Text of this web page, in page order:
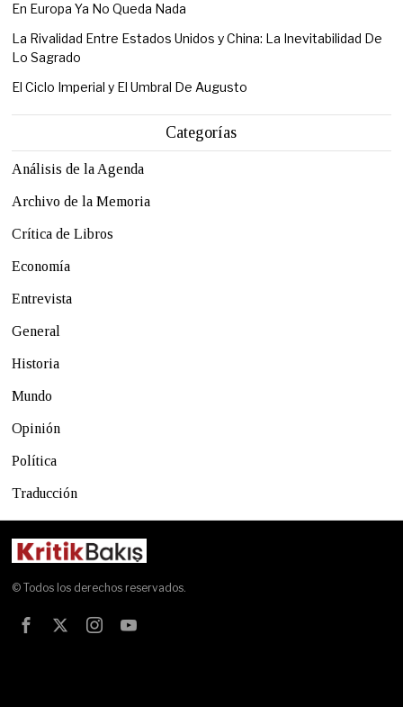
En Europa Ya No Queda Nada
La Rivalidad Entre Estados Unidos y China: La Inevitabilidad De
Lo Sagrado
El Ciclo Imperial y El Umbral De Augusto
Categorías
Análisis de la Agenda
Archivo de la Memoria
Crítica de Libros
Economía
Entrevista
General
Historia
Mundo
Opinión
Política
Traducción
© Todos los derechos reservados.